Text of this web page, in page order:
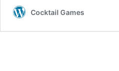
Cocktail Games